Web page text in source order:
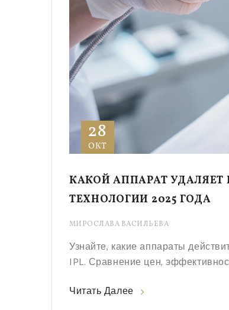
28
ОКТ
КАКОЙ АППАРАТ
ТЕХНОЛОГИИ 2025 ГОДА
МИРОСЛАВА ВАСИЛЬЕВА
Узнайте, какие аппараты
IPL. Сравнение цен,
Читать Далее